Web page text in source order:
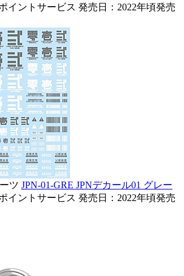
イントサービス 発売日：2022年頃発売
ツ JPN-01-GRE JPNデカール01 グレー
イントサービス 発売日：2022年頃発売